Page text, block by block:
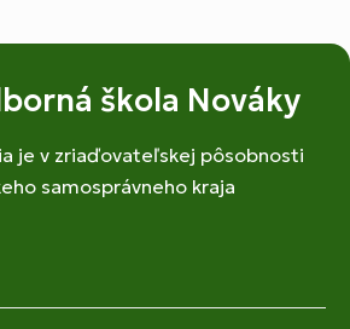
škola Nováky
je v zriaďovateľskej pôsobnosti
samosprávneho kraja